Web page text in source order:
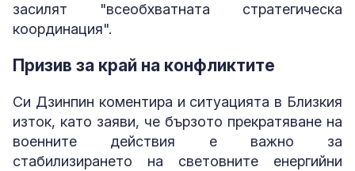
засилят "всеобхватната стратегическа
координация".
Призив за край на конфликтите
Си Дзинпин коментира и ситуацията в Близкия
изток, като заяви, че бързото прекратяване на
военните действия е важно за
стабилизирането на световните енергийни